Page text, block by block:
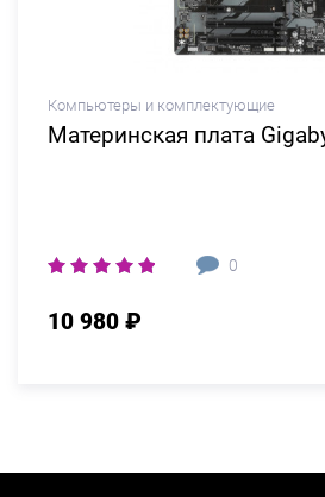
Компьютеры и комплектующие
Материнская плата
0
10 980 ₽